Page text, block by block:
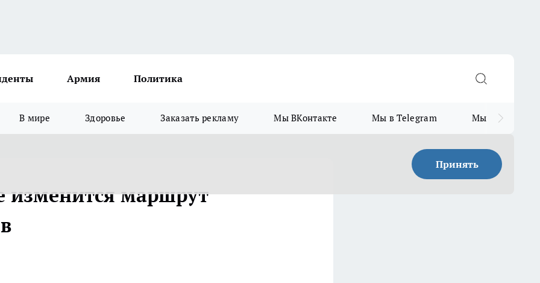
Армия Политика
В мире Здоровье Заказать рекламу Мы ВКонтакте Мы в Telegram Мы в MAX
Принять
маршрут